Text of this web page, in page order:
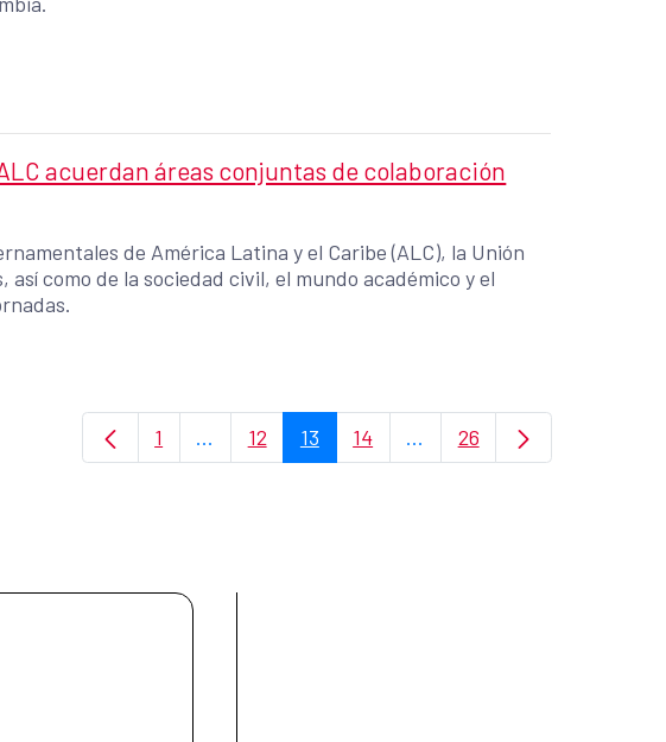
acuerdan áreas conjuntas de colaboración
de América Latina y el Caribe (ALC), la Unión
así como de la sociedad civil, el mundo académico y el
Página
1 ...Páginas intermedias Use TAB para desplazarse.
Página
12 Página
13 Página
14 ...Páginas intermedias Use
Página
26